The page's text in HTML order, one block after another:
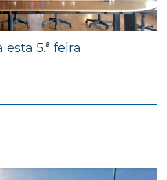
5.ª feira